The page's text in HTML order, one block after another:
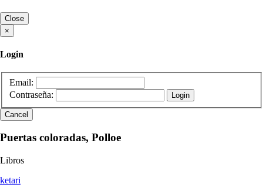
Close
×
Login
Email:
Contraseña:
Cancel
Puertas coloradas, Polloe
Libros
ketari